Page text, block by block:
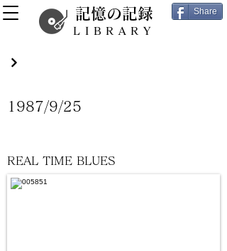
記憶の記録
LIBRARY
Share
REAL TIME BLUES
1987/9/25